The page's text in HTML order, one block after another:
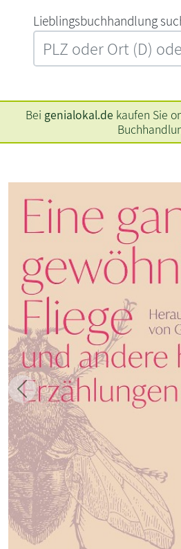
L‍i‍e‍b‍l‍i‍n‍g‍s‍b‍u‍c‍h‍h‍a‍n‍d‍l‍u‍n‍g‍
Bei genialokal.de kaufen Sie
Zurück